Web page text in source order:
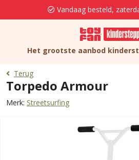
Vandaag besteld,
Het grootste aanbod
Terug
Torpedo Armour
Merk: Streetsurfing